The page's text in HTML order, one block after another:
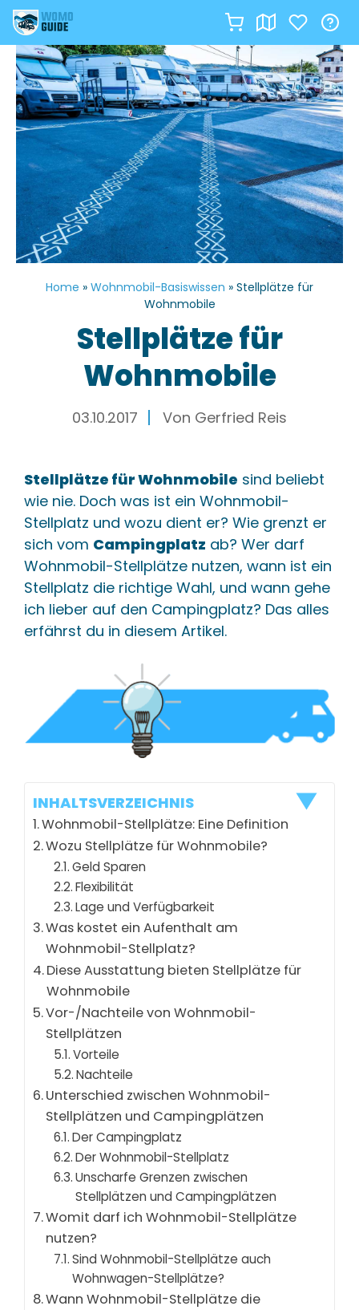
Zum
Inhalt
springen
Home » Wohnmobil-Basiswissen » Stellplätze für
Wohnmobile
Stellplätze für
Wohnmobile
03.10.2017 Von Gerfried Reis
Stellplätze für Wohnmobile sind beliebt
wie nie. Doch was ist ein Wohnmobil-
Stellplatz und wozu dient er? Wie grenzt er
sich vom Campingplatz ab? Wer darf
Wohnmobil-Stellplätze nutzen, wann ist ein
Stellplatz die richtige Wahl, und wann gehe
ich lieber auf den Campingplatz? Das alles
erfährst du in diesem Artikel.
INHALTSVERZEICHNIS
Wohnmobil-Stellplätze: Eine Definition
Wozu Stellplätze für Wohnmobile?
Geld Sparen
Flexibilität
Lage und Verfügbarkeit
Was kostet ein Aufenthalt am
Wohnmobil-Stellplatz?
Diese Ausstattung bieten Stellplätze für
Wohnmobile
Vor-/Nachteile von Wohnmobil-
Stellplätzen
Vorteile
Nachteile
Unterschied zwischen Wohnmobil-
Stellplätzen und Campingplätzen
Der Campingplatz
Der Wohnmobil-Stellplatz
Unscharfe Grenzen zwischen
Stellplätzen und Campingplätzen
Womit darf ich Wohnmobil-Stellplätze
nutzen?
Sind Wohnmobil-Stellplätze auch
Wohnwagen-Stellplätze?
Wann Wohnmobil-Stellplätze die